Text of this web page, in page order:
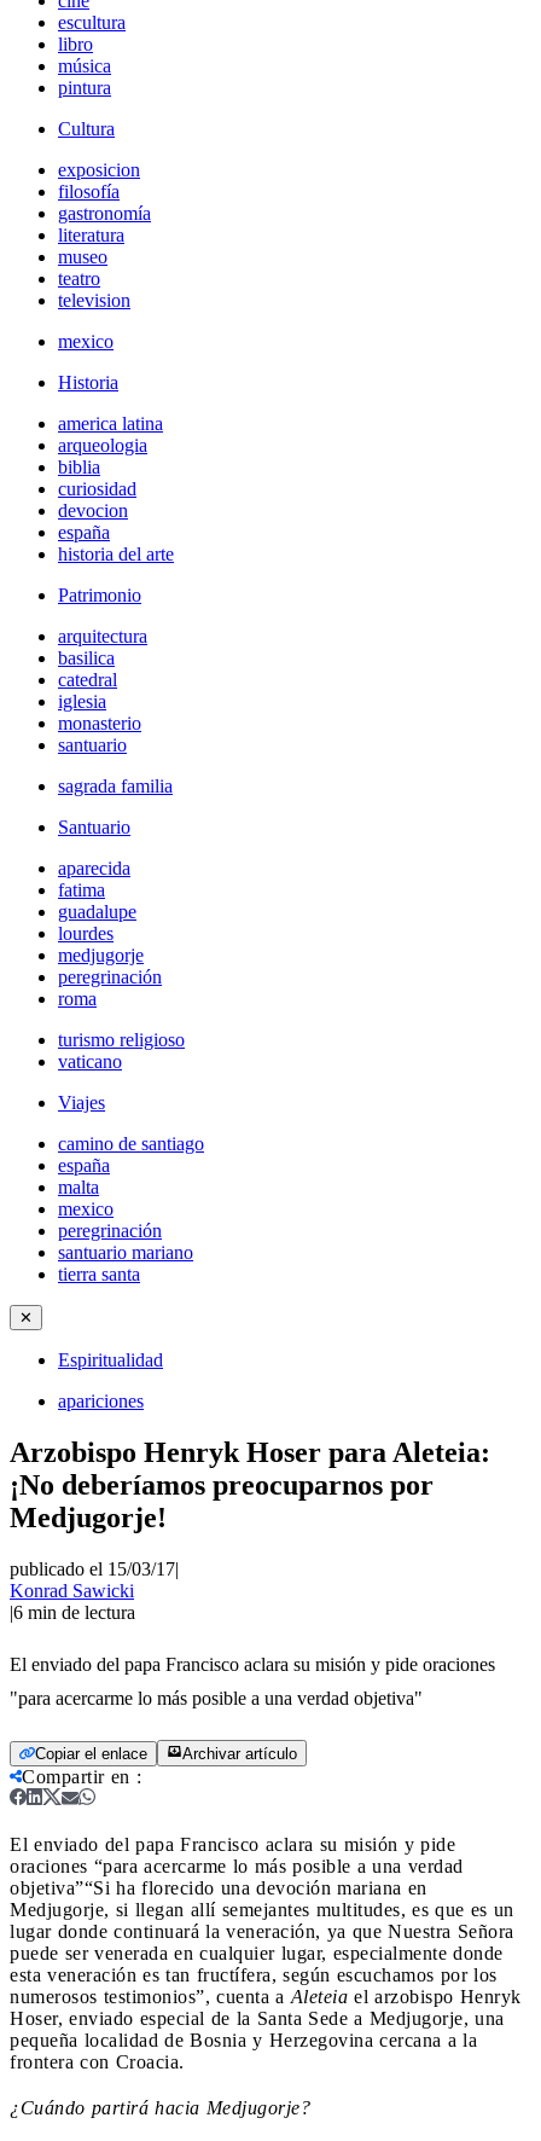
escultura
libro
música
pintura
Cultura
exposicion
filosofía
gastronomía
literatura
museo
teatro
television
mexico
Historia
america latina
arqueologia
biblia
curiosidad
devocion
españa
historia del arte
Patrimonio
arquitectura
basilica
catedral
iglesia
monasterio
santuario
sagrada familia
Santuario
aparecida
fatima
guadalupe
lourdes
medjugorje
peregrinación
roma
turismo religioso
vaticano
Viajes
camino de santiago
españa
malta
mexico
peregrinación
santuario mariano
tierra santa
✕
Espiritualidad
apariciones
Arzobispo Henryk Hoser para Aleteia:
¡No deberíamos preocuparnos por
Medjugorje!
publicado el 15/03/17|
Konrad Sawicki
|6 min de lectura
El enviado del papa Francisco aclara su misión y pide oraciones
"para acercarme lo más posible a una verdad objetiva"
Copiar el enlace Archivar artículo
Compartir en :
El enviado del papa Francisco aclara su misión y pide
oraciones “para acercarme lo más posible a una verdad
objetiva”“Si ha florecido una devoción mariana en
Medjugorje, si llegan allí semejantes multitudes, es que es un
lugar donde continuará la veneración, ya que Nuestra Señora
puede ser venerada en cualquier lugar, especialmente donde
esta veneración es tan fructífera, según escuchamos por los
numerosos testimonios”, cuenta a Aleteia el arzobispo Henryk
Hoser, enviado especial de la Santa Sede a Medjugorje, una
pequeña localidad de Bosnia y Herzegovina cercana a la
frontera con Croacia.
¿Cuándo partirá hacia Medjugorje?